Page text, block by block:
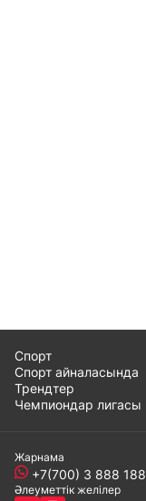
Спорт
Спорт айналасында
Трендтер
Чемпиондар лигасы
Жарнама
+7(700) 3 888 188
Әлеуметтік желілер